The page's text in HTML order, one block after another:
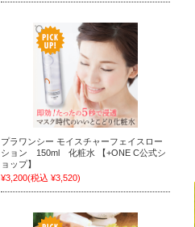
プラワンシー モイスチャーフェイスロー
ション 150ml 化粧水 【+ONE C公式シ
ョップ】
¥3,200(税込 ¥3,520)